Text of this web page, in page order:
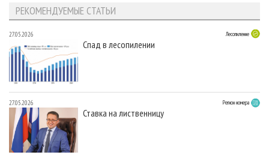
РЕКОМЕНДУЕМЫЕ СТАТЬИ
27.05.2026 Лесопиление
Спад в лесопилении
27.05.2026 Регион номера
Ставка на лиственницу